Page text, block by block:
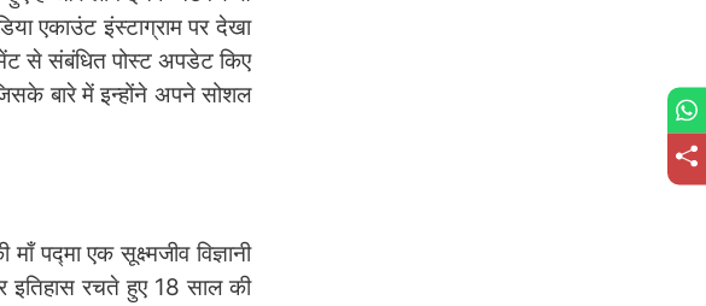
एकाउंट इंस्टाग्राम पर देखा
से संबंधित पोस्ट अपडेट किए
बारे में इन्होंने अपने सोशल
एक सूक्ष्मजीव विज्ञानी
रचते हुए 18 साल की